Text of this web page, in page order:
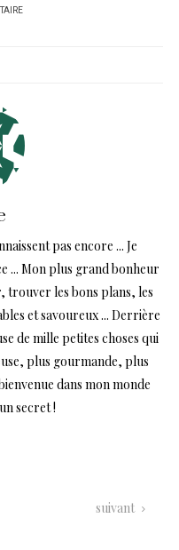
pas encore ... Je
... Mon plus grand bonheur
trouver les bons plans, les
et savoureux ... Derrière
de mille petites choses qui
plus gourmande, plus
dans mon monde
secret !
suivant